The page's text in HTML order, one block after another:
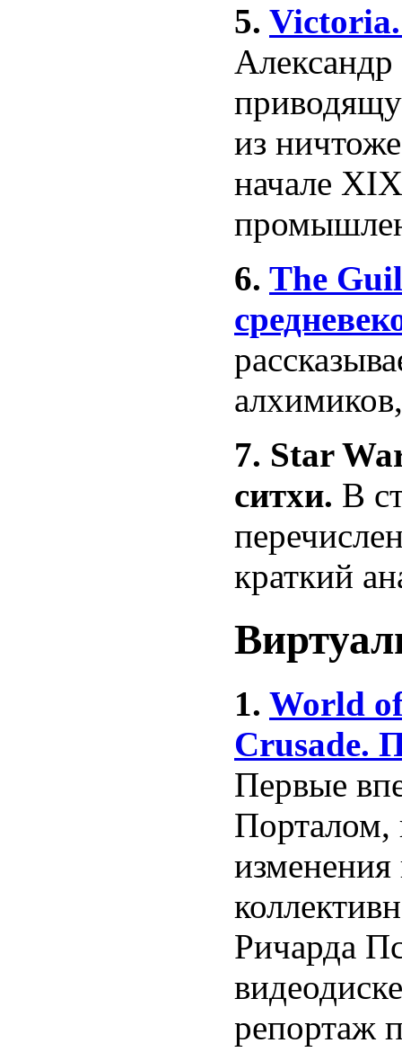
5.
Александр
из
начале
6. The
7. Star
ситхи. В
краткий
1. World
Crusade.
Первые
Порталом,
изменения
Ричарда
репортаж